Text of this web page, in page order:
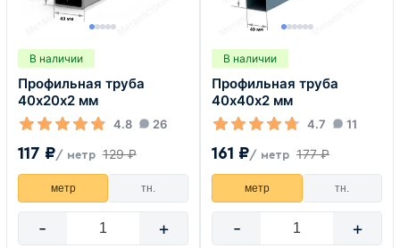
В наличии
Профильная труба
40х20х2 мм
4.8 26
117 ₽/ метр 129 ₽
метр тн.
- +
В наличии
Профильная труба
40х40х2 мм
4.7 11
161 ₽/ метр 177 ₽
метр тн.
- +